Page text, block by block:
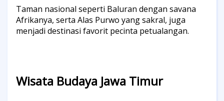
Taman nasional seperti Baluran dengan savana
Afrikanya, serta Alas Purwo yang sakral, juga
menjadi destinasi favorit pecinta petualangan.
Wisata Budaya Jawa Timur